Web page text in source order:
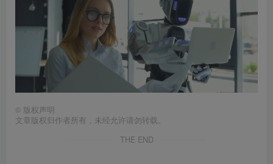
© 版权声明
文章版权归作者所有，未经允许请勿转载。
THE END